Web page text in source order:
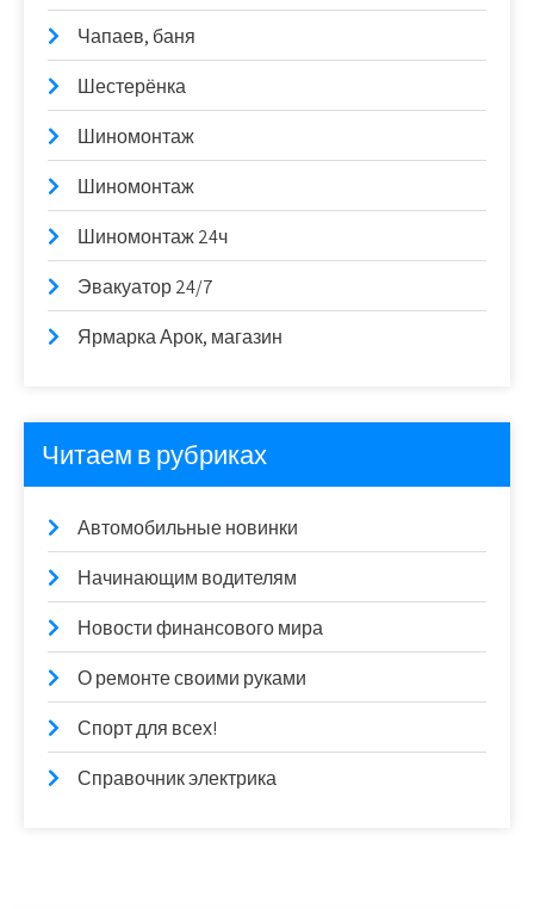
Чапаев, баня
Шестерёнка
Шиномонтаж
Шиномонтаж
Шиномонтаж 24ч
Эвакуатор 24/7
Ярмарка Арок, магазин
Читаем в рубриках
Автомобильные новинки
Начинающим водителям
Новости финансового мира
О ремонте своими руками
Спорт для всех!
Справочник электрика